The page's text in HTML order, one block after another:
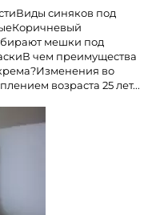
синяков под
мешки под
чем преимущества
во
возраста 25 лет...